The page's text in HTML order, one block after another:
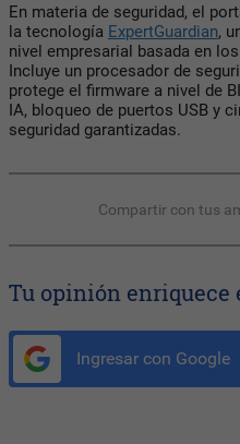
En materia de seguridad, el
la tecnología ExpertGuardian,
nivel empresarial basada en
Incluye un procesador de
protege el firmware a nivel de
IA, bloqueo de puertos USB y
seguridad garantizadas.
Compartir con tus
Tu opinión enriquece
Ingresar con Google